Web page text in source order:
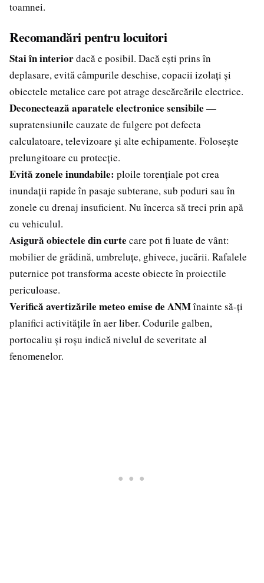
toamnei.
Recomandări pentru locuitori
Stai în interiordacă e posibil. Dacă ești prins în
deplasare, evită câmpurile deschise, copacii izolați și
obiectele metalice care pot atrage descărcările electrice.
Deconectează aparatele electronice sensibile —
supratensiunile cauzate de fulgere pot defecta
calculatoare, televizoare și alte echipamente. Folosește
prelungitoare cu protecție.
Evită zonele inundabile: ploile torențiale pot crea
inundații rapide în pasaje subterane, sub poduri sau în
zonele cu drenaj insuficient. Nu încerca să treci prin apă
cu vehiculul.
Asigură obiectele din curte care pot fi luate de vânt:
mobilier de grădină, umbreluțe, ghivece, jucării. Rafalele
puternice pot transforma aceste obiecte în proiectile
periculoase.
Verifică avertizările meteo emise de ANMînainte să-ți
planifici activitățile în aer liber. Codurile galben,
portocaliu și roșu indică nivelul de severitate al
fenomenelor.